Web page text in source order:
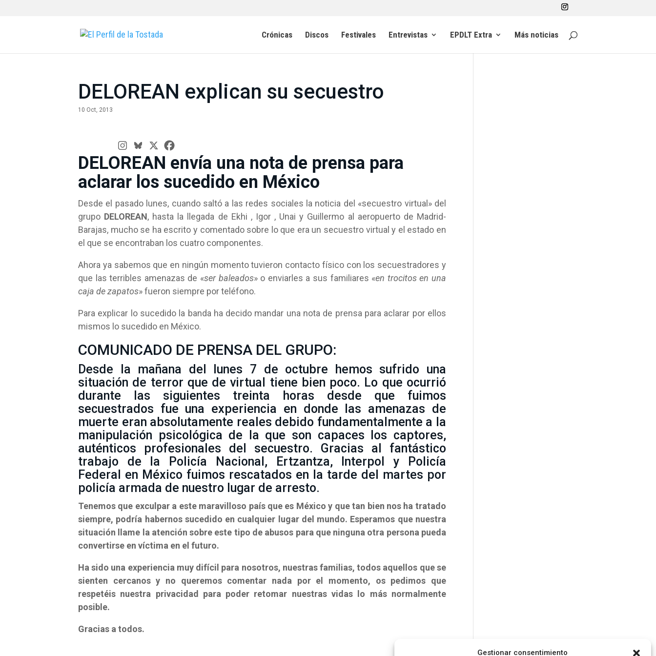
Gestionar consentimiento
Crónicas Discos Festivales Entrevistas EPDLT Extra Más noticias
DELOREAN explican su secuestro
10 Oct, 2013
DELOREAN envía una nota de prensa para
aclarar los sucedido en México
Desde el pasado lunes, cuando saltó a las redes sociales la noticia del «secuestro virtual» del
grupo DELOREAN, hasta la llegada de Ekhi , Igor , Unai y Guillermo al aeropuerto de Madrid-
Barajas, mucho se ha escrito y comentado sobre lo que era un secuestro virtual y el estado en
el que se encontraban los cuatro componentes.
Ahora ya sabemos que en ningún momento tuvieron contacto físico con los secuestradores y
que las terribles amenazas de «ser baleados» o enviarles a sus familiares «en trocitos en una
caja de zapatos» fueron siempre por teléfono.
Para explicar lo sucedido la banda ha decido mandar una nota de prensa para aclarar por ellos
mismos lo sucedido en México.
COMUNICADO DE PRENSA DEL GRUPO:
Desde la mañana del lunes 7 de octubre hemos sufrido una
situación de terror que de virtual tiene bien poco. Lo que ocurrió
durante las siguientes treinta horas desde que fuimos
secuestrados fue una experiencia en donde las amenazas de
muerte eran absolutamente reales debido fundamentalmente a la
manipulación psicológica de la que son capaces los captores,
auténticos profesionales del secuestro. Gracias al fantástico
trabajo de la Policía Nacional, Ertzantza, Interpol y Policía
Federal en México fuimos rescatados en la tarde del martes por
policía armada de nuestro lugar de arresto.
Tenemos que exculpar a este maravilloso país que es México y que tan bien nos ha tratado
siempre, podría habernos sucedido en cualquier lugar del mundo. Esperamos que nuestra
situación llame la atención sobre este tipo de abusos para que ninguna otra persona pueda
convertirse en víctima en el futuro.
Ha sido una experiencia muy difícil para nosotros, nuestras familias, todos aquellos que se
sienten cercanos y no queremos comentar nada por el momento, os pedimos que
respetéis nuestra privacidad para poder retomar nuestras vidas lo más normalmente
posible.
Gracias a todos.